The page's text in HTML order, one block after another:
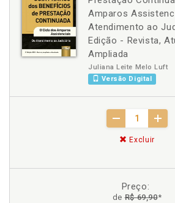
Amparos
Atendimento ao
Edição - Revista,
Ampliada
Juliana Leite Melo Luft
Versão Digital
Excluir
Preço:
deR$ 69,90*